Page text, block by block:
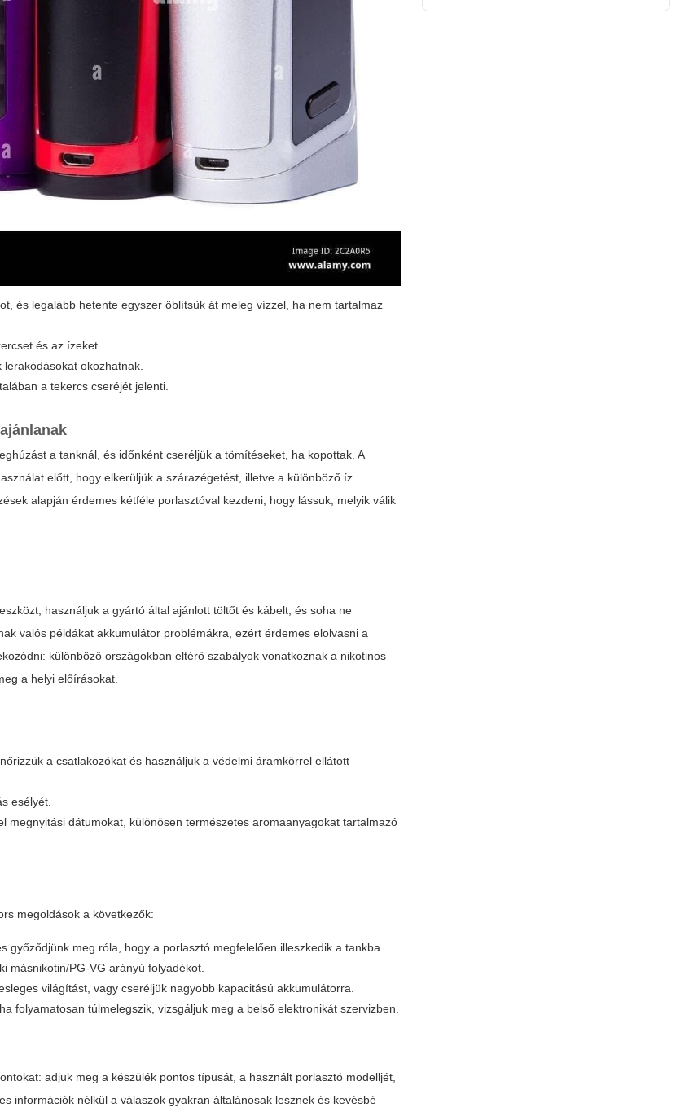
és legalább hetente egyszer öblítsük át meleg vízzel, ha nem tartalmaz
és az ízeket.
okozhatnak.
a tekercs cseréjét jelenti.
a tanknál, és időnként cseréljük a tömítéseket, ha kopottak. A
előtt, hogy elkerüljük a szárazégetést, illetve a különböző íz
alapján érdemes kétféle porlasztóval kezdeni, hogy lássuk, melyik válik
használjuk a gyártó által ajánlott töltőt és kábelt, és soha ne
valós példákat akkumulátor problémákra, ezért érdemes elolvasni a
különböző országokban eltérő szabályok vonatkoznak a nikotinos
a helyi előírásokat.
a csatlakozókat és használjuk a védelmi áramkörrel ellátott
esélyét.
dátumokat, különösen természetes aromaanyagokat tartalmazó
megoldások a következők:
meg róla, hogy a porlasztó megfelelően illeszkedik a tankba.
másnikotin/PG-VG arányú folyadékot.
világítást, vagy cseréljük nagyobb kapacitású akkumulátorra.
folyamatosan túlmelegszik, vizsgáljuk meg a belső elektronikát szervizben.
adjuk meg a készülék pontos típusát, a használt porlasztó modelljét,
információk nélkül a válaszok gyakran általánosak lesznek és kevésbé